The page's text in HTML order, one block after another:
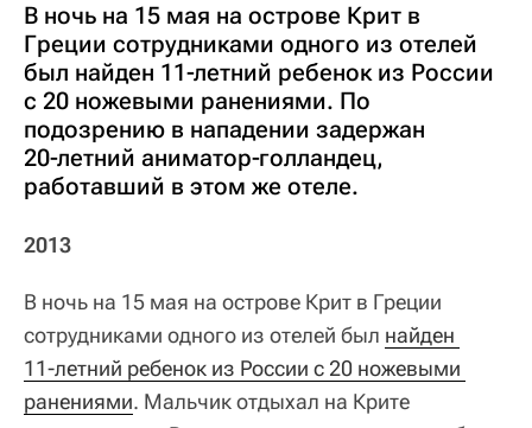
В ночь на 15 мая на острове Крит в
Греции сотрудниками одного из отелей
был найден 11‑летний ребенок из России
с 20 ножевыми ранениями. По
подозрению в нападении задержан
20‑летний аниматор‑голландец,
работавший в этом же отеле.
2013
В ночь на 15 мая на острове Крит в Греции
сотрудниками одного из отелей был найден
11‑летний ребенок из России с 20 ножевыми
ранениями. Мальчик отдыхал на Крите